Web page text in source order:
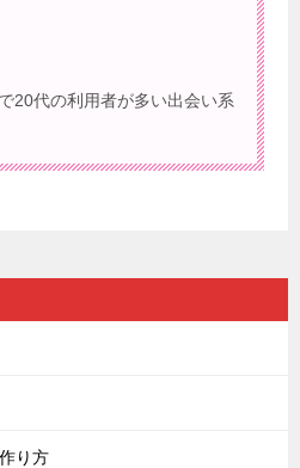
20代の利用者が多い出会い系
り方